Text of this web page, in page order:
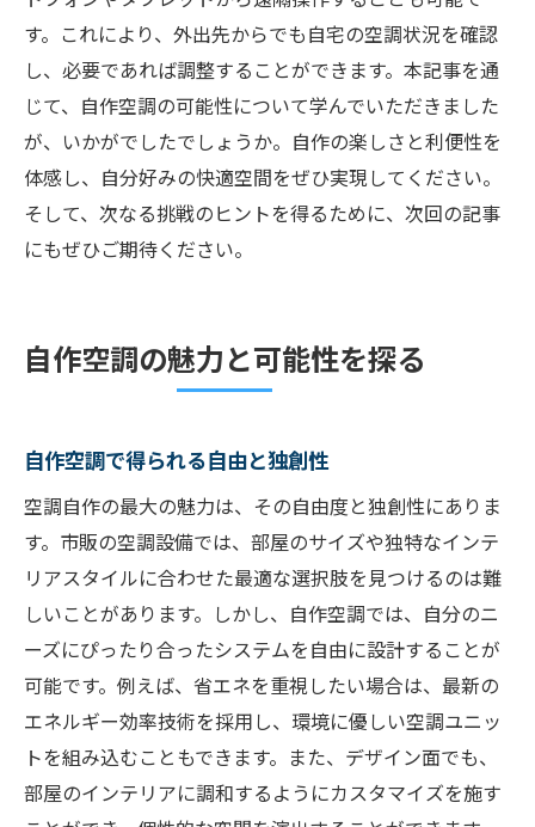
す。これにより、外出先からでも自宅の空調状況を確認
し、必要であれば調整することができます。本記事を通
じて、自作空調の可能性について学んでいただきました
が、いかがでしたでしょうか。自作の楽しさと利便性を
体感し、自分好みの快適空間をぜひ実現してください。
そして、次なる挑戦のヒントを得るために、次回の記事
にもぜひご期待ください。
自作空調の魅力と可能性を探る
自作空調で得られる自由と独創性
空調自作の最大の魅力は、その自由度と独創性にありま
す。市販の空調設備では、部屋のサイズや独特なインテ
リアスタイルに合わせた最適な選択肢を見つけるのは難
しいことがあります。しかし、自作空調では、自分のニ
ーズにぴったり合ったシステムを自由に設計することが
可能です。例えば、省エネを重視したい場合は、最新の
エネルギー効率技術を採用し、環境に優しい空調ユニッ
トを組み込むこともできます。また、デザイン面でも、
部屋のインテリアに調和するようにカスタマイズを施す